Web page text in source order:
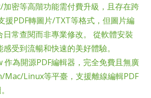
加密等高階功能需付費升級，且存在跨
援PDF轉圖片/TXT等格式，但圖片編
常查閱而非專業修改。 從軟體安裝
受到流暢和快速的美好體驗。
為開源PDF編輯器，完全免費且無廣
Mac/Linux等平臺，支援離線編輯PDF